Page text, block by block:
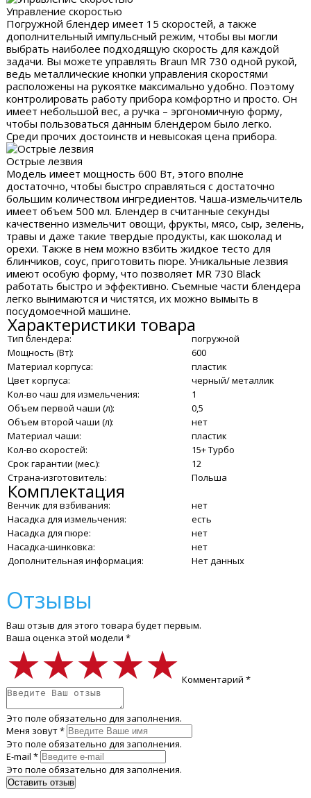
Управление скоростью
Погружной блендер имеет 15 скоростей, а также
дополнительный импульсный режим, чтобы вы могли
выбрать наиболее подходящую скорость для каждой
задачи. Вы можете управлять Braun MR 730 одной рукой,
ведь металлические кнопки управления скоростями
расположены на рукоятке максимально удобно. Поэтому
контролировать работу прибора комфортно и просто. Он
имеет небольшой вес, а ручка – эргономичную форму,
чтобы пользоваться данным блендером было легко.
Среди прочих достоинств и невысокая цена прибора.
Острые лезвия
Модель имеет мощность 600 Вт, этого вполне
достаточно, чтобы быстро справляться с достаточно
большим количеством ингредиентов. Чаша-измельчитель
имеет объем 500 мл. Блендер в считанные секунды
качественно измельчит овощи, фрукты, мясо, сыр, зелень,
травы и даже такие твердые продукты, как шоколад и
орехи. Также в нем можно взбить жидкое тесто для
блинчиков, соус, приготовить пюре. Уникальные лезвия
имеют особую форму, что позволяет MR 730 Black
работать быстро и эффективно. Съемные части блендера
легко вынимаются и чистятся, их можно вымыть в
посудомоечной машине.
Характеристики товара
Тип блендера:
погружной
Мощность (Вт):
600
Материал корпуса:
пластик
Цвет корпуса:
черный/ металлик
Кол-во чаш для измельчения:
1
Объем первой чаши (л):
0,5
Объем второй чаши (л):
нет
Материал чаши:
пластик
Кол-во скоростей:
15+ Турбо
Срок гарантии (мес.):
12
Страна-изготовитель:
Польша
Комплектация
Венчик для взбивания:
нет
Насадка для измельчения:
есть
Насадка для пюре:
нет
Насадка-шинковка:
нет
Дополнительная информация:
Нет данных
Отзывы
Ваш отзыв для этого товара будет первым.
Ваша оценка этой модели *
★★★★★
★★★★★
★★★★★ Комментарий *
Это поле обязательно для заполнения.
Меня зовут *
Это поле обязательно для заполнения.
E-mail *
Это поле обязательно для заполнения.